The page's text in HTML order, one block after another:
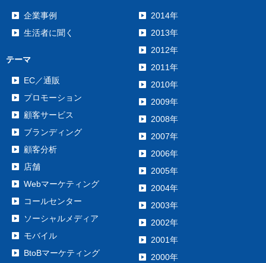
企業事例
生活者に聞く
テーマ
EC／通販
プロモーション
顧客サービス
ブランディング
顧客分析
店舗
Webマーケティング
コールセンター
ソーシャルメディア
モバイル
BtoBマーケティング
2014年
2013年
2012年
2011年
2010年
2009年
2008年
2007年
2006年
2005年
2004年
2003年
2002年
2001年
2000年